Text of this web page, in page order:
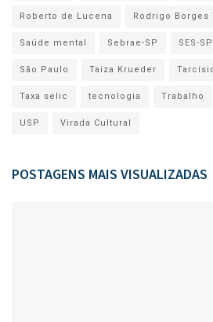
Roberto de Lucena Rodrigo Borges
Saúde mental Sebrae-SP SES-SP
São Paulo Taiza Krueder
Taxa selic tecnologia Trabalho
USP Virada Cultural
POSTAGENS MAIS VISUALIZADAS